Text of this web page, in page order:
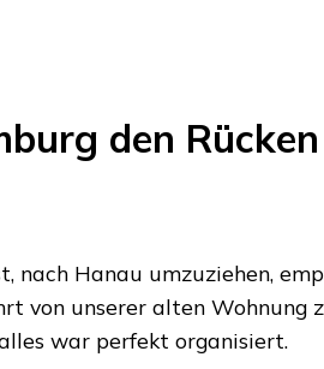
den
nach Hanau umzuziehen,
von unserer alten Wohnung
war perfekt organisiert.